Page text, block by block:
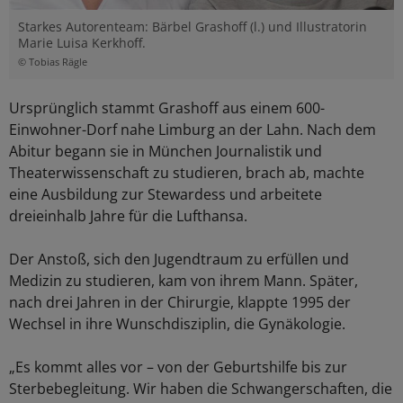
Starkes Autorenteam: Bärbel Grashoff (l.) und Illustratorin
Marie Luisa Kerkhoff.
© Tobias Rägle
Ursprünglich stammt Grashoff aus einem 600-
Einwohner-Dorf nahe Limburg an der Lahn. Nach dem
Abitur begann sie in München Journalistik und
Theaterwissenschaft zu studieren, brach ab, machte
eine Ausbildung zur Stewardess und arbeitete
dreieinhalb Jahre für die Lufthansa.
Der Anstoß, sich den Jugendtraum zu erfüllen und
Medizin zu studieren, kam von ihrem Mann. Später,
nach drei Jahren in der Chirurgie, klappte 1995 der
Wechsel in ihre Wunschdisziplin, die Gynäkologie.
„Es kommt alles vor – von der Geburtshilfe bis zur
Sterbebegleitung. Wir haben die Schwangerschaften, die